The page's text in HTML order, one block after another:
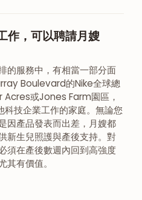
作，可以聘請月嫂
的服務中，有相當一部分面
Boulevard的Nike全球總
Acres或Jones Farm園區，
技企業工作的家庭。無論您
因產品發表而出差，月嫂都
新生兒照護與產後支持。對
須在產後數週內回到高強度
有價值。